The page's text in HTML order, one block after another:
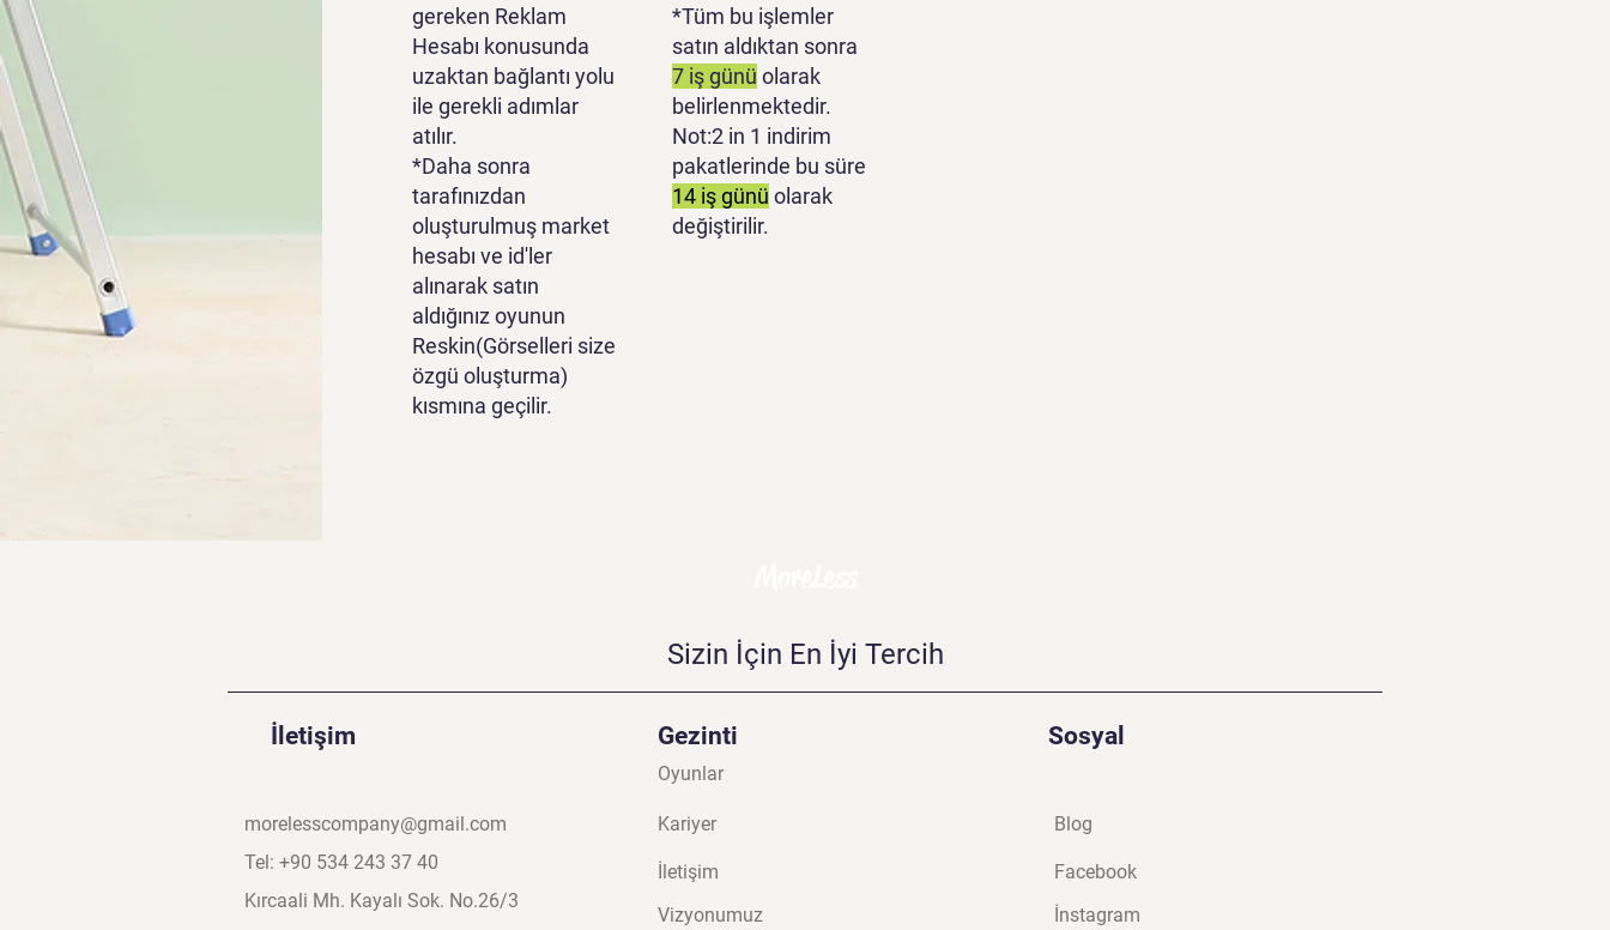
gereken Reklam
Hesabı konusunda
uzaktan bağlantı yolu
ile gerekli adımlar
atılır.
*Daha sonra
tarafınızdan
oluşturulmuş market
hesabı ve id'ler
alınarak satın
aldığınız oyunun
Reskin(Görselleri size
özgü oluşturma)
kısmına geçilir.
*Tüm bu işlemler
satın aldıktan sonra
7 iş günü olarak
belirlenmektedir.
Not:2 in 1 indirim
pakatlerinde bu süre
14 iş günü olarak
değiştirilir.
Sizin İçin En İyi Tercih
İletişim
morelesscompany@gmail.com
Tel: +90 534 243 37 40
Kırcaali Mh. Kayalı Sok. No.26/3
Gezinti
Oyunlar
Kariyer
İletişim
Vizyonumuz
Sosyal
Blog
Facebook
İnstagram